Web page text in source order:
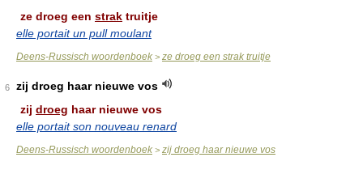
ze droeg een strak truitje
elle portait un pull moulant
Deens-Russisch woordenboek > ze droeg een strak truitje
6
zij droeg haar nieuwe vos
zij droeg haar nieuwe vos
elle portait son nouveau renard
Deens-Russisch woordenboek > zij droeg haar nieuwe vos